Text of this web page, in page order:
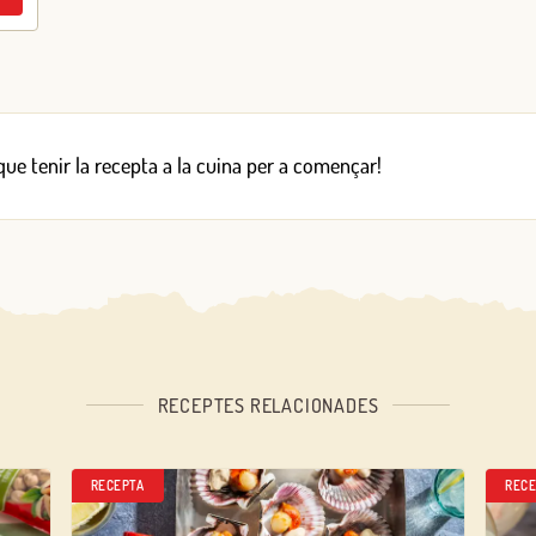
tenir la recepta a la cuina per a començar!
RECEPTES RELACIONADES
RECEPTA